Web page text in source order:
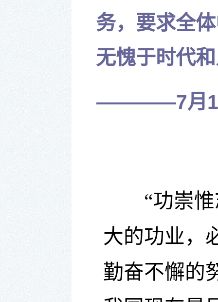
务，要求全
无愧于时代
————7月1日
“功崇惟
大的功业，
勤奋不懈的